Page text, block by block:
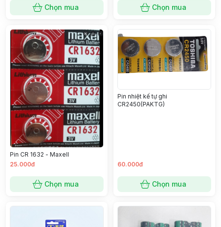
Chọn mua Chọn mua
Pin CR 1632 - Maxell
25.000đ
Chọn mua
Pin nhiệt kế tự ghi
CR2450(PAKTG)
60.000đ
Chọn mua